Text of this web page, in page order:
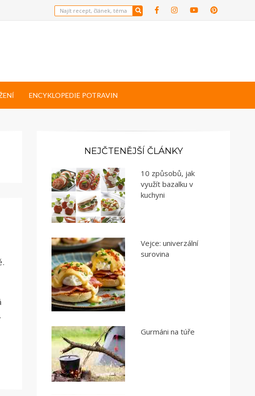
ENCYKLOPEDIE POTRAVIN
NEJČTENĚJŠÍ ČLÁNKY
10 způsobů, jak
využít bazalku v
kuchyni
Vejce: univerzální
surovina
Gurmáni na túře